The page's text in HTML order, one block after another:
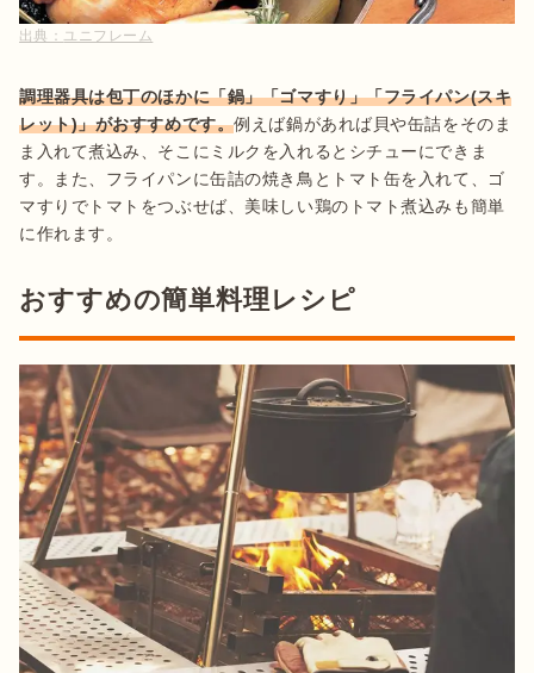
出典： ユニフレーム
調理器具は包丁のほかに「鍋」「ゴマすり」「フライパン(スキ
レット)」がおすすめです。例えば鍋があれば貝や缶詰をそのま
ま入れて煮込み、そこにミルクを入れるとシチューにできま
す。また、フライパンに缶詰の焼き鳥とトマト缶を入れて、ゴ
マすりでトマトをつぶせば、美味しい鶏のトマト煮込みも簡単
に作れます。
おすすめの簡単料理レシピ